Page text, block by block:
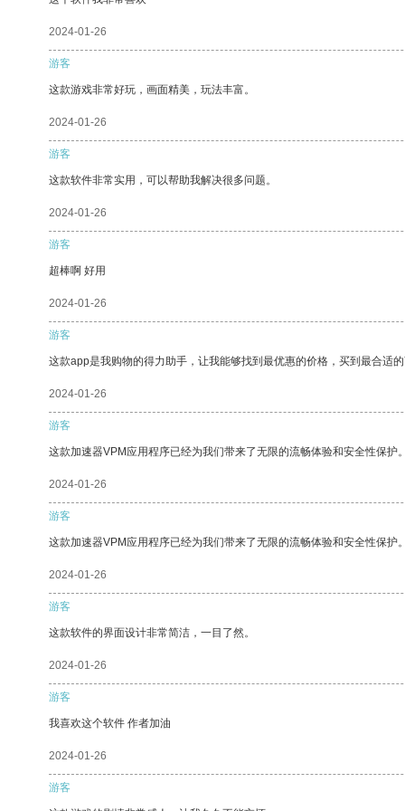
2024-01-26
游客
这款游戏非常好玩，画面精美，玩法丰富。
2024-01-26
游客
这款软件非常实用，可以帮助我解决很多问题。
2024-01-26
游客
超棒啊 好用
2024-01-26
游客
这款app是我购物的得力助手，让我能够找到最优惠的价格，买到最合适
2024-01-26
游客
这款加速器VPM应用程序已经为我们带来了无限的流畅体验和安全性保护
2024-01-26
游客
这款加速器VPM应用程序已经为我们带来了无限的流畅体验和安全性保护
2024-01-26
游客
这款软件的界面设计非常简洁，一目了然。
2024-01-26
游客
我喜欢这个软件 作者加油
2024-01-26
游客